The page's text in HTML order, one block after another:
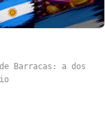
Barracas: a dos